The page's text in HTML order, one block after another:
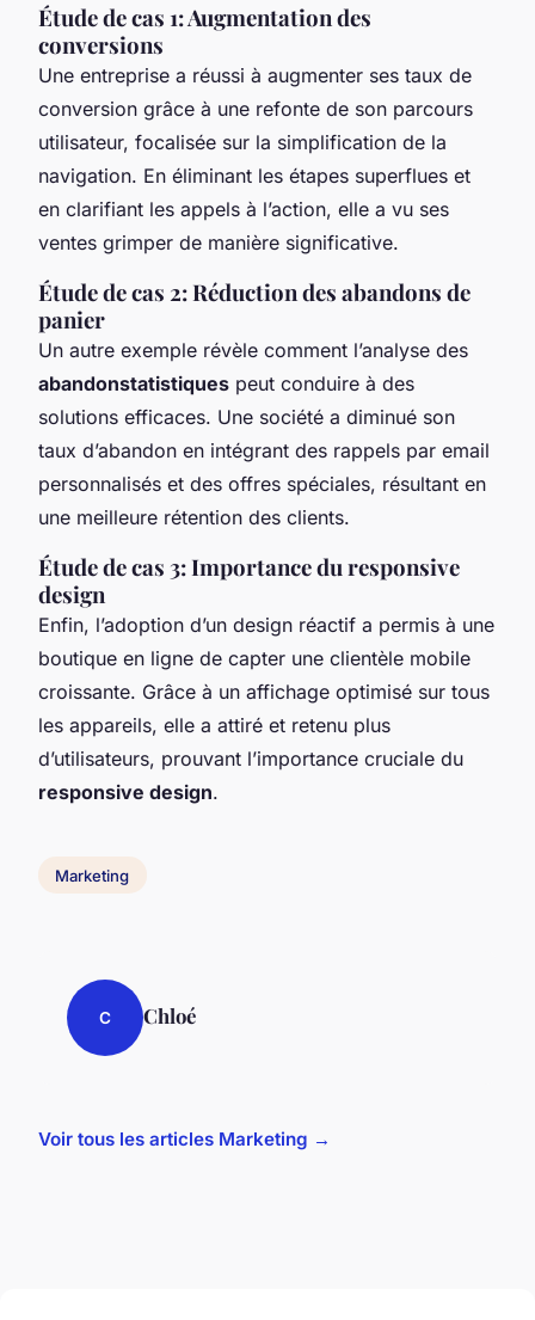
Étude de cas 1: Augmentation des
conversions
Une entreprise a réussi à augmenter ses taux de
conversion grâce à une refonte de son parcours
utilisateur, focalisée sur la simplification de la
navigation. En éliminant les étapes superflues et
en clarifiant les appels à l’action, elle a vu ses
ventes grimper de manière significative.
Étude de cas 2: Réduction des abandons de
panier
Un autre exemple révèle comment l’analyse des
abandonstatistiques peut conduire à des
solutions efficaces. Une société a diminué son
taux d’abandon en intégrant des rappels par email
personnalisés et des offres spéciales, résultant en
une meilleure rétention des clients.
Étude de cas 3: Importance du responsive
design
Enfin, l’adoption d’un design réactif a permis à une
boutique en ligne de capter une clientèle mobile
croissante. Grâce à un affichage optimisé sur tous
les appareils, elle a attiré et retenu plus
d’utilisateurs, prouvant l’importance cruciale du
responsive design.
Marketing
C Chloé
Voir tous les articles Marketing →